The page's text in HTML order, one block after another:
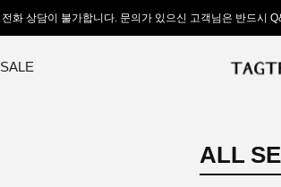
전화 상담이 불가합니다. 문의가 있으신 고객님은 반드
SALE
ALL